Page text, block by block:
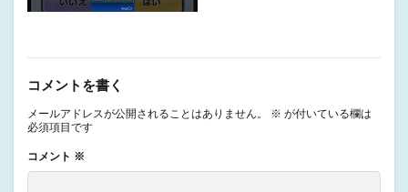
コメントを書く
メールアドレスが公開されることはありません。 ※ が付いている欄は
必須項目です
コメント ※